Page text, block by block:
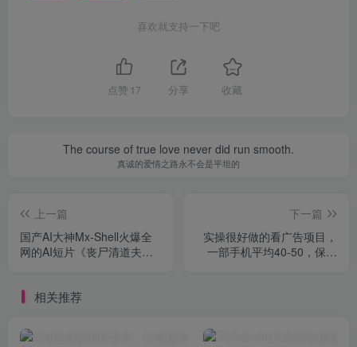
喜欢就支持一下吧
点赞 17 分享 收藏
The course of true love never did run smooth.
真诚的爱情之路永不会是平坦的
上一篇
国产AI大神Mx-Shell火爆全
网的AI短片《丧尸清道夫》
下一篇
实操很好做的看广告项目，
一部手机平均40-50，保底
相关推荐